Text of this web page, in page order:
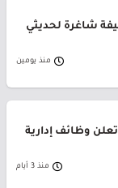
شاغرة لحديثي
منذ يومين
وظائف إدارية
منذ 3 أيام